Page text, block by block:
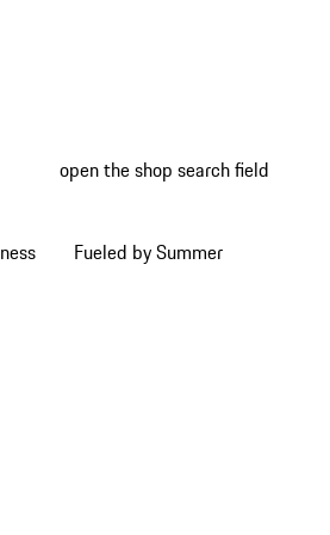
open the shop search field
Fueled by Summer